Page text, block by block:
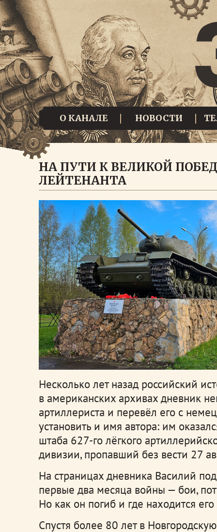
О КАНАЛЕ НОВОСТИ
НА ПУТИ К ВЕЛИКОЙ
ЛЕЙТЕНАНТА
Несколько лет назад российский
в американских архивах дневник
артиллериста и перевёл его с
установить и имя автора: им
штаба 627-го лёгкого
дивизии, пропавший без вести 27
На страницах дневника Василий
первые два месяца войны — бои,
Но как он погиб и где находится
Спустя более 80 лет в